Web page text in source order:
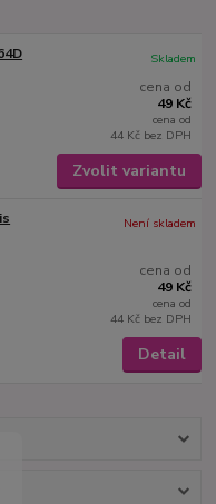
cena od
49 Kč
cena od
44 Kč bez DPH
Skladem
Zvolit variantu
cena od
49 Kč
cena od
44 Kč bez DPH
Není skladem
Detail